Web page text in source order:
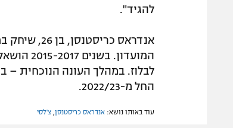
להגיד".
לבלוז. במהלך העונה הנוכחית –
החל מ-2022/23.
עוד באותו נושא: אנדראס כריסטנסן צ'לסי